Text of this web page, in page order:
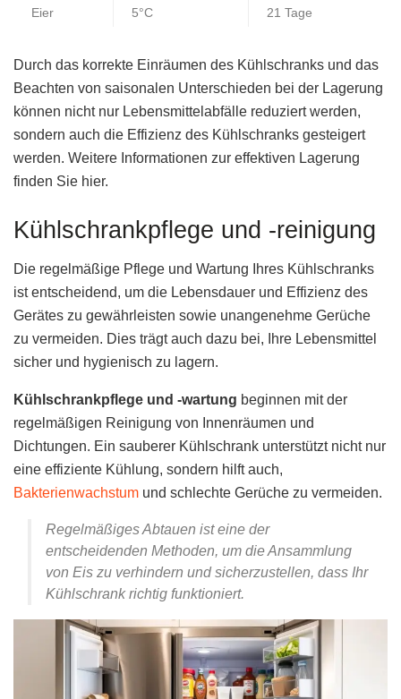
Eier 5°C 21 Tage
Durch das korrekte Einräumen des Kühlschranks und das
Beachten von saisonalen Unterschieden bei der Lagerung
können nicht nur Lebensmittelabfälle reduziert werden,
sondern auch die Effizienz des Kühlschranks gesteigert
werden. Weitere Informationen zur effektiven Lagerung
finden Sie hier.
Kühlschrankpflege und -reinigung
Die regelmäßige Pflege und Wartung Ihres Kühlschranks
ist entscheidend, um die Lebensdauer und Effizienz des
Gerätes zu gewährleisten sowie unangenehme Gerüche
zu vermeiden. Dies trägt auch dazu bei, Ihre Lebensmittel
sicher und hygienisch zu lagern.
Kühlschrankpflege und -wartung beginnen mit der
regelmäßigen Reinigung von Innenräumen und
Dichtungen. Ein sauberer Kühlschrank unterstützt nicht nur
eine effiziente Kühlung, sondern hilft auch,
Bakterienwachstum und schlechte Gerüche zu vermeiden.
Regelmäßiges Abtauen ist eine der
entscheidenden Methoden, um die Ansammlung
von Eis zu verhindern und sicherzustellen, dass Ihr
Kühlschrank richtig funktioniert.